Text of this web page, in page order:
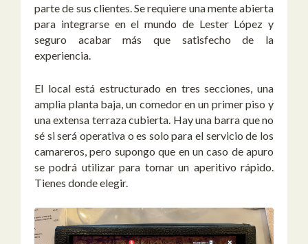
parte de sus clientes. Se requiere una mente abierta
para integrarse en el mundo de Lester López y
seguro acabar más que satisfecho de la
experiencia.
El local está estructurado en tres secciones, una
amplia planta baja, un comedor en un primer piso y
una extensa terraza cubierta. Hay una barra que no
sé si será operativa o es solo para el servicio de los
camareros, pero supongo que en un caso de apuro
se podrá utilizar para tomar un aperitivo rápido.
Tienes donde elegir.